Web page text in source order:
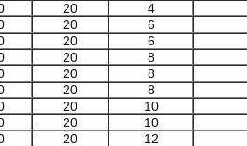
20 4
20 6
20 6
20 8
20 8
20 8
20 10
20 10
20 12